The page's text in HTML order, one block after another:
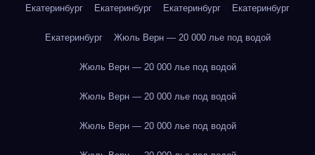
Екатеринбург Екатеринбург Екатеринбург Екатеринбург
Екатеринбург Жюль Верн — 20 000 лье под водой
Жюль Верн — 20 000 лье под водой
Жюль Верн — 20 000 лье под водой
Жюль Верн — 20 000 лье под водой